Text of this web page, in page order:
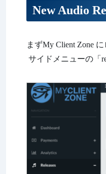
New Audio
まずMy Client Zone
サイドメニューの「